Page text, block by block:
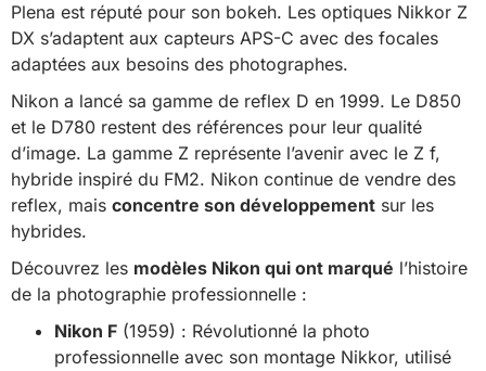
Plena est réputé pour son bokeh. Les optiques Nikkor Z
DX s’adaptent aux capteurs APS-C avec des focales
adaptées aux besoins des photographes.
Nikon a lancé sa gamme de reflex D en 1999. Le D850
et le D780 restent des références pour leur qualité
d’image. La gamme Z représente l’avenir avec le Z f,
hybride inspiré du FM2. Nikon continue de vendre des
reflex, mais concentre son développement sur les
hybrides.
Découvrez les modèles Nikon qui ont marqué l’histoire
de la photographie professionnelle :
Nikon F (1959) : Révolutionné la photo
professionnelle avec son montage Nikkor, utilisé